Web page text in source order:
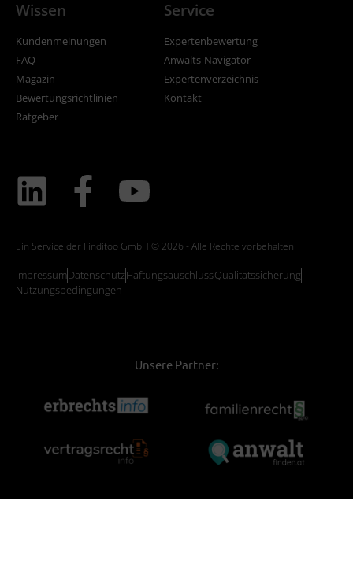
Wissen
Kundenmeinungen
FAQ
Magazin
Bewertungsrichtlinien
Ratgeber
Service
Expertenbewertung
Anwalts-Navigator
Expertenverzeichnis
Kontakt
Ein Service der Finditoo GmbH © 2026 - Alle Rechte vorbehalten
ImpressumDatenschutzHaftungsauschlussQualitätssicherung
Nutzungsbedingungen
Unsere Partner: